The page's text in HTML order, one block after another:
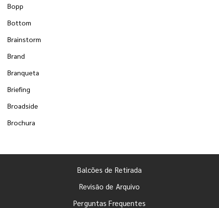
Bopp
Bottom
Brainstorm
Brand
Branqueta
Briefing
Broadside
Brochura
Balcões de Retirada
Revisão de Arquivo
Perguntas Frequentes